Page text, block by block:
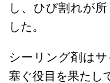
し、ひび割れが
した。
シーリング剤は
塞ぐ役目を果たし